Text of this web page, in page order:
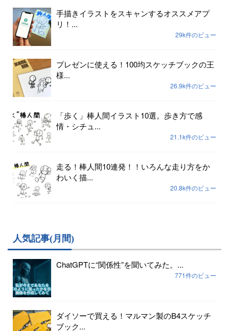
手描きイラストをスキャンするオススメアプ
リ！...
29k件のビュー
プレゼンに使える！100均スケッチブックの王
様...
26.9k件のビュー
「歩く」棒人間イラスト10選。歩き方で感
情・シチュ...
21.1k件のビュー
走る！棒人間10連発！！いろんな走り方をか
わいく描...
20.8k件のビュー
人気記事(月間)
ChatGPTに“関係性”を聞いてみた。...
771件のビュー
ダイソーで買える！マルマン製のB4スケッチ
ブック...